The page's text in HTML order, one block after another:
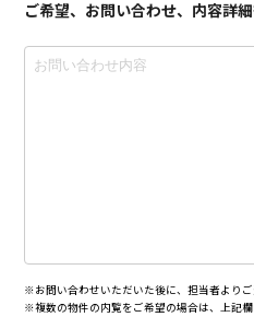
ご希望、お問い合わせ、内容詳
※お問い合わせいただいた後に、担当者よりご
※複数の物件の内覧をご希望の場合は、上記欄